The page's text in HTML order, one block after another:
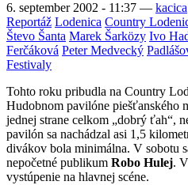
6. september 2002 - 11:37 — kacica
Reportáž Lodenica Country
Števo Šanta Marek Šarközy Ivo
Ferčáková Peter Medvecký
Festivaly
Tohto roku pribudla na Country
Hudobnom pavilóne piešťanského
jednej strane celkom „dobrý ťah“,
pavilón sa nachádzal asi 1,5
divákov bola minimálna. V sobotu
nepočetné publikum Robo Hulej.
vystúpenie na hlavnej scéne.